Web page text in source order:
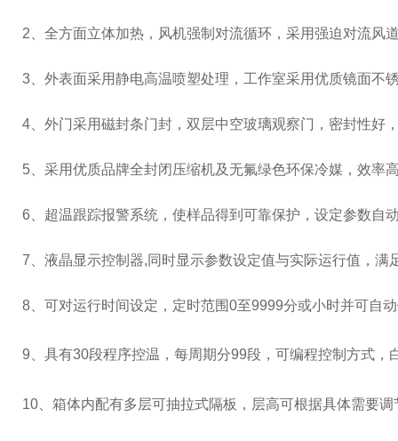
2 、全方面立体加热，风机强制对流循环，采用强迫对流
3 、外表面采用静电高温喷塑处理，工作室采用优质镜面不
4 、外门采用磁封条门封，双层中空玻璃观察门，密封性
5 、采用优质品牌全封闭压缩机及无氟绿色环保冷媒，效
6 、超温跟踪报警系统，使样品得到可靠保护，设定参数自
7 、液晶显示控制器,同时显示参数设定值与实际运行值，满
8 、可对运行时间设定，定时范围0至9999分或小时并可自
9、具有30段程序控温，每周期分99段，可编程控制方式，
10、箱体内配有多层可抽拉式隔板，层高可根据具体需要调